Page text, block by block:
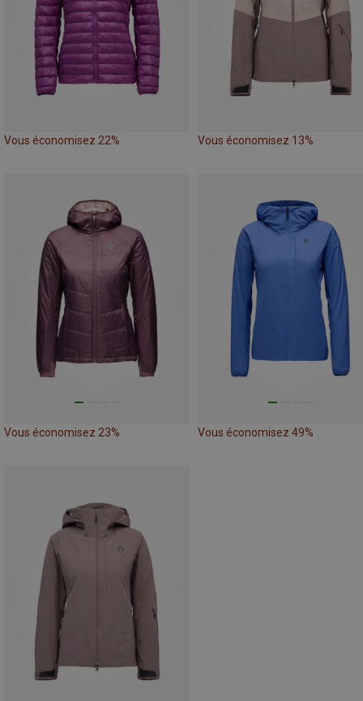
Vous économisez 22% Vous économisez 13%
Vous économisez 23% Vous économisez 49%